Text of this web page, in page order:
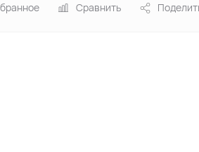
Сравнить